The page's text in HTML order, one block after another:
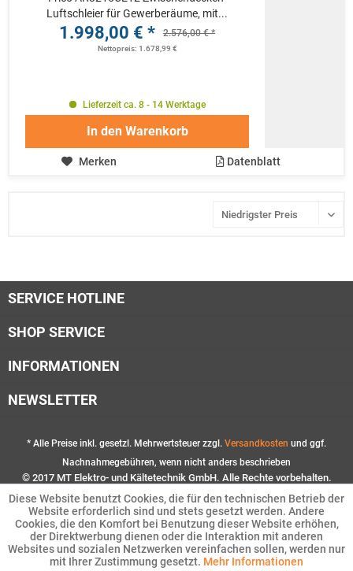
Luftschleier für Gewerberäume, mit...
1.998,00 € * 2.576,00 € *
Nettopreis: 1.678,99 €
Lieferzeit ca. 8 - 14 Werktage
In den Warenkorb
Merken Datenblatt
SERVICE HOTLINE
SHOP SERVICE
INFORMATIONEN
NEWSLETTER
* Alle Preise inkl. gesetzl. Mehrwertsteuer zzgl. Versandkosten und ggf.
Nachnahmegebühren, wenn nicht anders beschrieben
© 2017 MT Elektro- und Kältetechnik GmbH. Alle Rechte vorbehalten.
Diese Website benutzt Cookies, die für den technischen Betrieb der
Website erforderlich sind und stets gesetzt werden. Andere
Cookies, die den Komfort bei Benutzung dieser Website erhöhen,
der Direktwerbung dienen oder die Interaktion mit anderen
Websites und sozialen Netzwerken vereinfachen sollen, werden nur
mit Ihrer Zustimmung gesetzt. Mehr Informationen